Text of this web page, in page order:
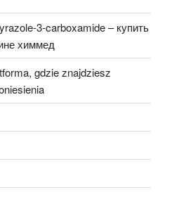
3-carboxamide – купить
химмед
gdzie znajdziesz